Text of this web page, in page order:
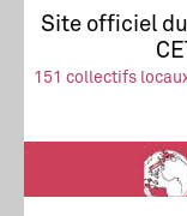
Site officiel
151 collectifs
Actus
Stop à